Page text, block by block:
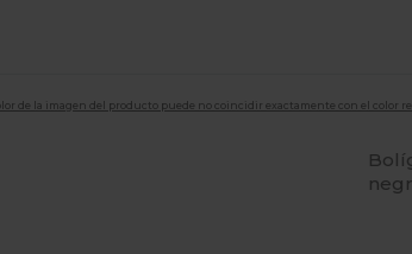
de la imagen del producto puede no coincidir exactamente con el color